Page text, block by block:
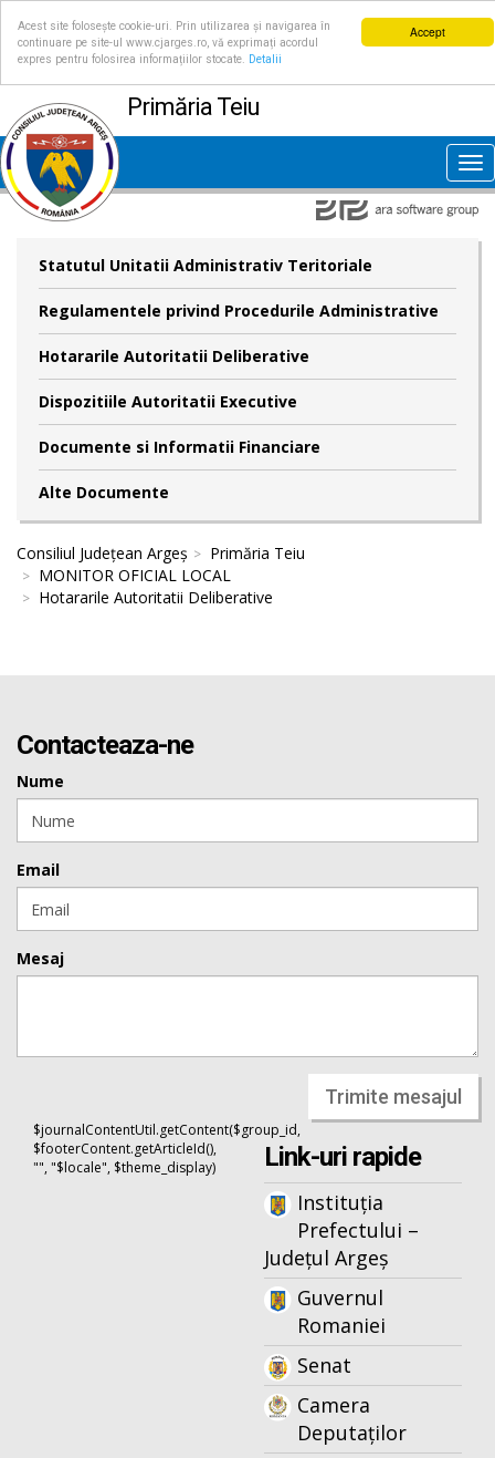
Accept
Acest site folosește cookie-uri. Prin utilizarea și navigarea în
continuare pe site-ul www.cjarges.ro, vă exprimați acordul
expres pentru folosirea informațiilor stocate.
Detalii
Primăria Teiu
Statutul Unitatii Administrativ Teritoriale
Regulamentele privind Procedurile Administrative
Hotararile Autoritatii Deliberative
Dispozitiile Autoritatii Executive
Documente si Informatii Financiare
Alte Documente
Consiliul Județean Argeș
Primăria Teiu
MONITOR OFICIAL LOCAL
Hotararile Autoritatii Deliberative
Contacteaza-ne
Nume
Email
Mesaj
Trimite mesajul
$journalContentUtil.getContent($group_id,
$footerContent.getArticleId(),
"", "$locale", $theme_display)
Link-uri rapide
Instituția
Prefectului –
Județul Argeș
Guvernul
Romaniei
Senat
Camera
Deputaților